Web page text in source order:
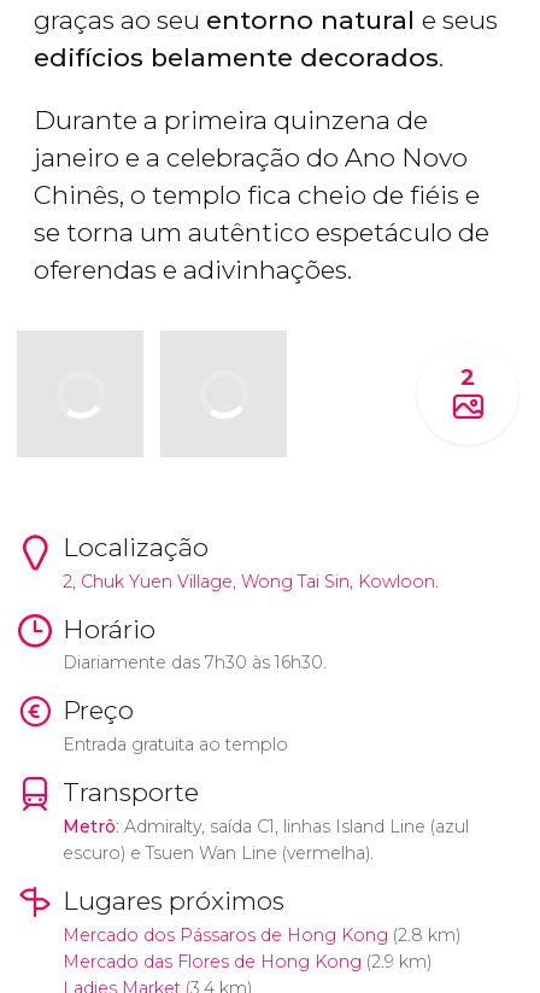
graças ao seu entorno natural e seus
edifícios belamente decorados.
Durante a primeira quinzena de
janeiro e a celebração do Ano Novo
Chinês, o templo fica cheio de fiéis e
se torna um autêntico espetáculo de
oferendas e adivinhações.
2
Localização
2, Chuk Yuen Village, Wong Tai Sin, Kowloon.
Horário
Diariamente das 7h30 às 16h30.
Preço
Entrada gratuita ao templo
Transporte
Metrô: Admiralty, saída C1, linhas Island Line (azul
escuro) e Tsuen Wan Line (vermelha).
Lugares próximos
Mercado dos Pássaros de Hong Kong (2.8 km)
Mercado das Flores de Hong Kong (2.9 km)
Ladies Market(3.4 km)